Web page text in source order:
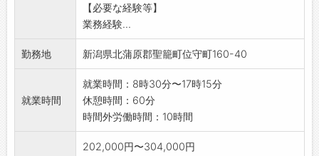
【必要な経験等】
業務経験...
勤務地 新潟県北蒲原郡聖籠町位守町160-40
就業時間
就業時間：8時30分〜17時15分
休憩時間：60分
時間外労働時間：10時間
202,000円〜304,000円